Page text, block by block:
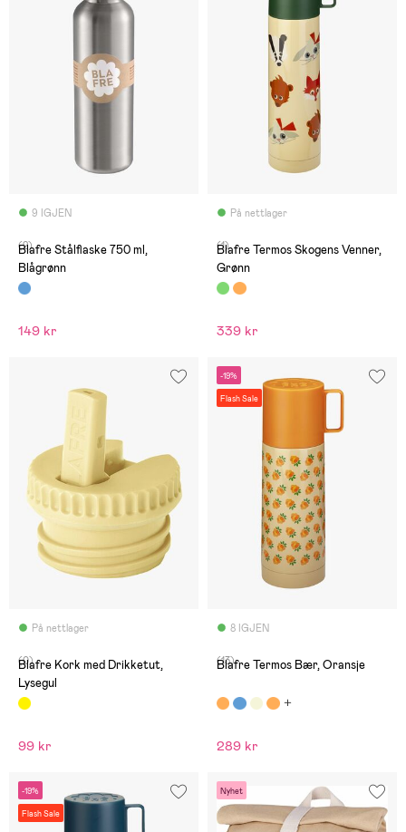
9 IGJEN
(2)
Blafre Stålflaske 750 ml,
Blågrønn
149 kr
På nettlager
(1)
Blafre Termos Skogens Venner,
Grønn
339 kr
På nettlager
(0)
Blafre Kork med Drikketut,
Lysegul
99 kr
-19%
Flash Sale
8 IGJEN
(13)
Blafre Termos Bær, Oransje
289 kr
-19%
Flash Sale
Nyhet